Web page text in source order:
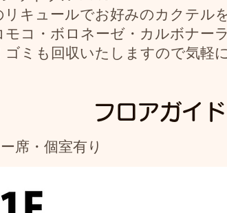
キュールでお好みのカクテル
コ・ボロネーゼ・カルボナー
ミも回収いたしますので気軽
​フロアガイド
席・個室有り